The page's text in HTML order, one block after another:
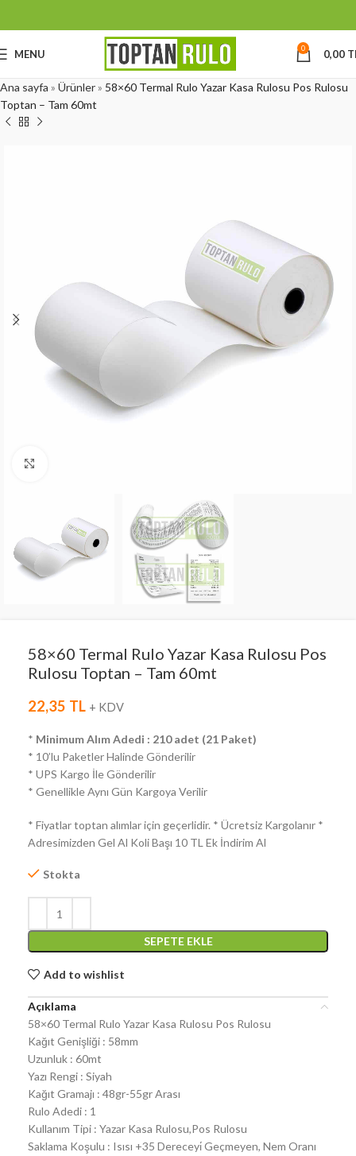
MENU 0 0,00
Ana sayfa » Ürünler» 58×60 Termal Rulo Yazar Kasa Rulosu Pos Rulosu
Toptan – Tam 60mt
58×60 Termal Rulo Yazar Kasa Rulosu Pos
Rulosu Toptan – Tam 60mt
22,35 TL + KDV
* Minimum Alım Adedi : 210 adet (21 Paket)
* 10’lu Paketler Halinde Gönderilir
* UPS Kargo İle Gönderilir
* Genellikle Aynı Gün Kargoya Verilir
* Fiyatlar toptan alımlar için geçerlidir. * Ücretsiz Kargolanır *
Adresimizden Gel Al Koli Başı 10 TL Ek İndirim Al
Stokta
SEPETE EKLE
Add to wishlist
Açıklama
58×60 Termal Rulo Yazar Kasa Rulosu Pos Rulosu
Kağıt Genişliği : 58mm
Uzunluk : 60mt
Yazı Rengi : Siyah
Kağıt Gramajı : 48gr-55gr Arası
Rulo Adedi : 1
Kullanım Tipi : Yazar Kasa Rulosu,Pos Rulosu
Saklama Koşulu : Isısı +35 Dereceyi̇ Geçmeyen, Nem Oranı